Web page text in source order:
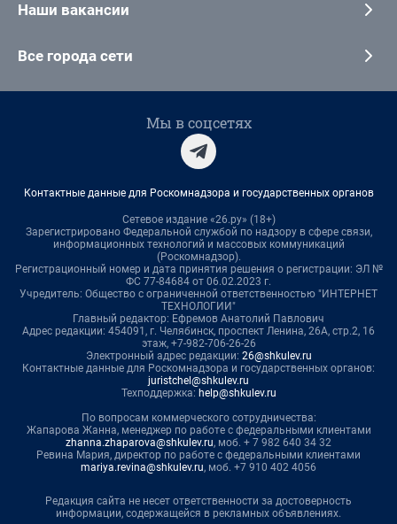
Наши вакансии
Все города сети
Мы в соцсетях
Контактные данные для Роскомнадзора и государственных органов
Сетевое издание «26.ру» (18+)
Зарегистрировано Федеральной службой по надзору в сфере связи,
информационных технологий и массовых коммуникаций
(Роскомнадзор).
Регистрационный номер и дата принятия решения о регистрации: ЭЛ №
ФС 77-84684 от 06.02.2023 г.
Учредитель: Общество с ограниченной ответственностью "ИНТЕРНЕТ
ТЕХНОЛОГИИ"
Главный редактор: Ефремов Анатолий Павлович
Адрес редакции: 454091, г. Челябинск, проспект Ленина, 26А, стр.2, 16
этаж, +7-982-706-26-26
Электронный адрес редакции: 26@shkulev.ru
Контактные данные для Роскомнадзора и государственных органов:
juristchel@shkulev.ru
Техподдержка: help@shkulev.ru
По вопросам коммерческого сотрудничества:
Жапарова Жанна, менеджер по работе с федеральными клиентами
zhanna.zhaparova@shkulev.ru, моб. + 7 982 640 34 32
Ревина Мария, директор по работе с федеральными клиентами
mariya.revina@shkulev.ru, моб. +7 910 402 4056
Редакция сайта не несет ответственности за достоверность
информации, содержащейся в рекламных объявлениях.